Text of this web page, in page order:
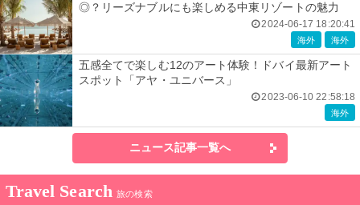
◎？リーズナブルにも楽しめる中東リゾートの魅力
2024-06-17 18:20:41
海外 海外
五感全てで楽しむ12のアート体験！ドバイ最新アート
スポット「アヤ・ユニバース」
2023-06-10 22:58:18
海外
ニュース記事一覧へ
Travel Search 旅の検索